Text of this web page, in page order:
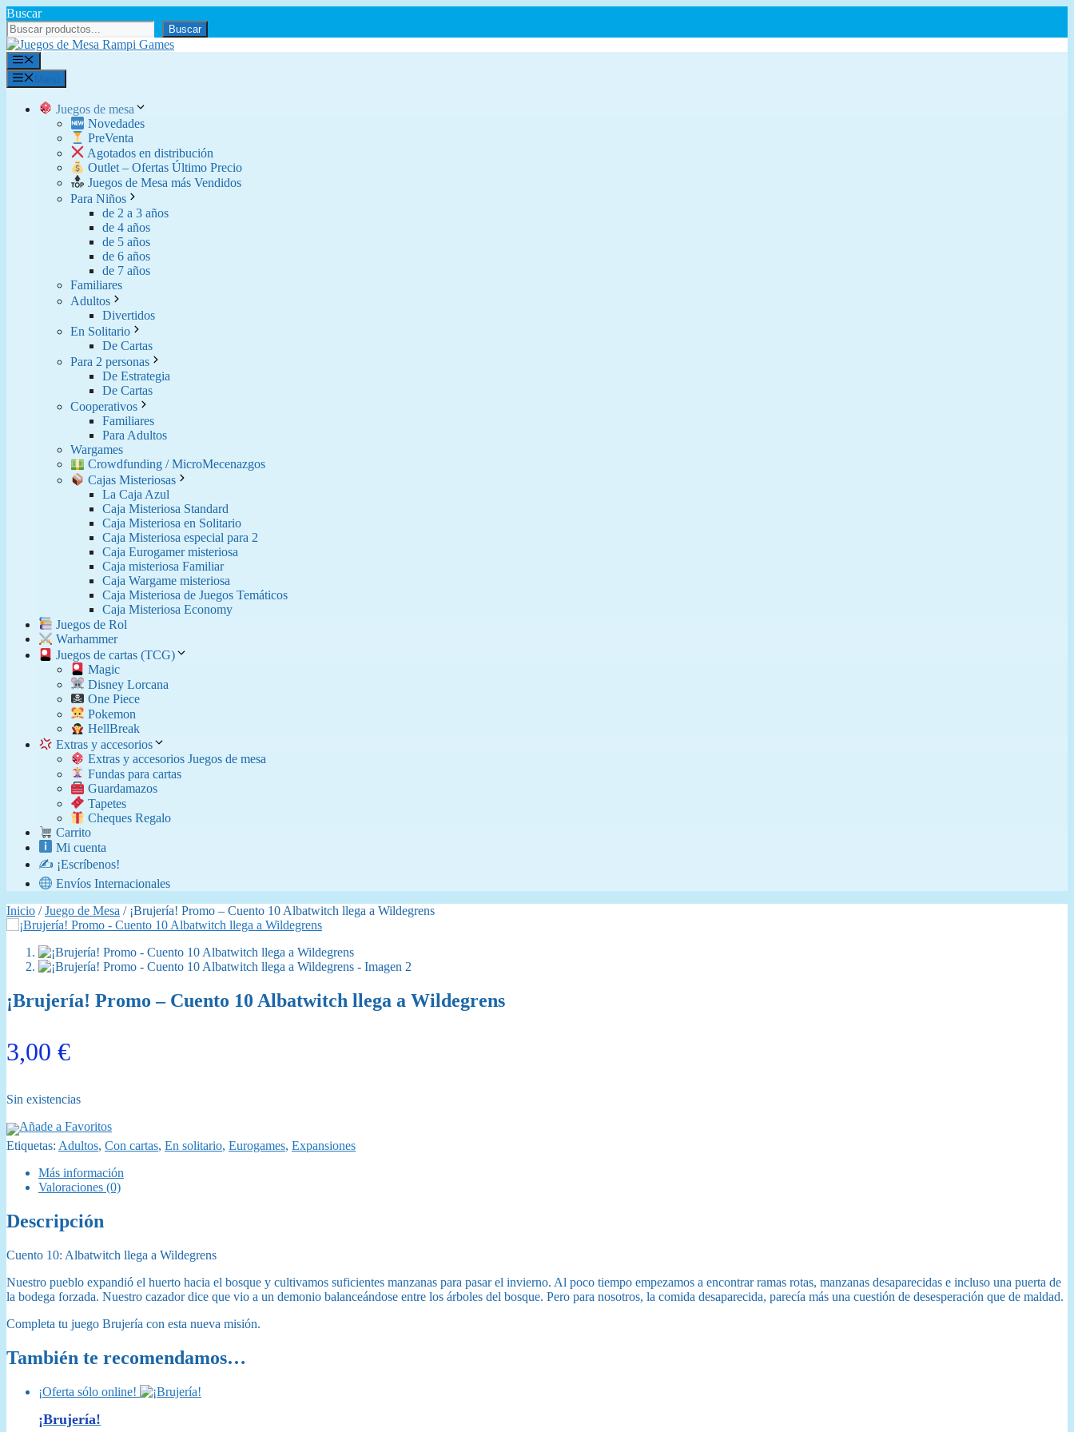
Saltar
al
contenido
Buscar
Buscar
Menú
Juegos de mesa
Novedades
PreVenta
Agotados en distribución
Outlet – Ofertas Último Precio
Juegos de Mesa más Vendidos
Para Niños
de 2 a 3 años
de 4 años
de 5 años
de 6 años
de 7 años
Familiares
Adultos
Divertidos
En Solitario
De Cartas
Para 2 personas
De Estrategia
De Cartas
Cooperativos
Familiares
Para Adultos
Wargames
Crowdfunding / MicroMecenazgos
Cajas Misteriosas
La Caja Azul
Caja Misteriosa Standard
Caja Misteriosa en Solitario
Caja Misteriosa especial para 2
Caja Eurogamer misteriosa
Caja misteriosa Familiar
Caja Wargame misteriosa
Caja Misteriosa de Juegos Temáticos
Caja Misteriosa Economy
Juegos de Rol
Warhammer
Juegos de cartas (TCG)
Magic
Disney Lorcana
One Piece
Pokemon
​ HellBreak
Extras y accesorios
Extras y accesorios Juegos de mesa
Fundas para cartas
Guardamazos
Tapetes
Cheques Regalo
Carrito
Mi cuenta
✍️ ¡Escríbenos!
Envíos Internacionales
Inicio /Juego de Mesa / ¡Brujería! Promo – Cuento 10 Albatwitch llega a Wildegrens
¡Brujería! Promo – Cuento 10 Albatwitch llega a Wildegrens
3,00 €
Sin existencias
Añade a Favoritos
Etiquetas: Adultos, Con cartas, En solitario, Eurogames, Expansiones
Más información
Valoraciones (0)
Descripción
Cuento 10: Albatwitch llega a Wildegrens
Nuestro pueblo expandió el huerto hacia el bosque y cultivamos suficientes manzanas para pasar el invierno. Al poco tiempo empezamos a encontrar ramas rotas, manzanas desaparecidas e incluso una puerta de
la bodega forzada. Nuestro cazador dice que vio a un demonio balanceándose entre los árboles del bosque. Pero para nosotros, la comida desaparecida, parecía más una cuestión de desesperación que de maldad.
Completa tu juego Brujería con esta nueva misión.
También te recomendamos…
¡Oferta sólo online!
¡Brujería!